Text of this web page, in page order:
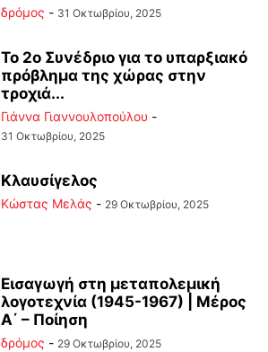
δρόμος - 31 Οκτωβρίου, 2025
Το 2ο Συνέδριο για το υπαρξιακό
πρόβλημα της χώρας στην
τροχιά...
Γιάννα Γιαννουλοπούλου -
31 Οκτωβρίου, 2025
Κλαυσίγελος
Κώστας Μελάς - 29 Οκτωβρίου, 2025
Εισαγωγή στη μεταπολεμική
λογοτεχνία (1945-1967) | Μέρος
Α΄ – Ποίηση
δρόμος - 29 Οκτωβρίου, 2025